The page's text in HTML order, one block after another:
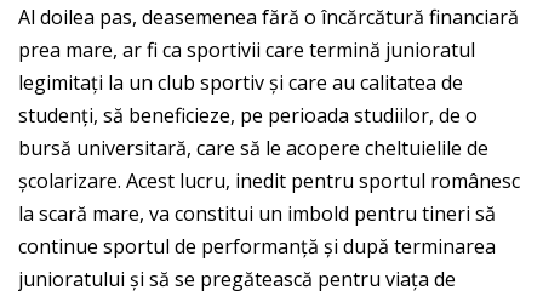
Al doilea pas, deasemenea fără o încărcătură financiară
prea mare, ar fi ca sportivii care termină junioratul
legimitați la un club sportiv și care au calitatea de
studenți, să beneficieze, pe perioada studiilor, de o
bursă universitară, care să le acopere cheltuielile de
școlarizare. Acest lucru, inedit pentru sportul românesc
la scară mare, va constitui un imbold pentru tineri să
continue sportul de performanță și după terminarea
junioratului și să se pregătească pentru viața de